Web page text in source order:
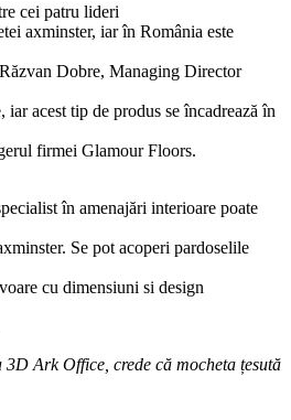
cei patru lideri
axminster, iar în România este
Dobre, Managing Director
iar acest tip de produs se încadrează în
firmei Glamour Floors.
în amenajări interioare poate
Se pot acoperi pardoselile
cu dimensiuni si design
Ark Office, crede că mocheta țesută